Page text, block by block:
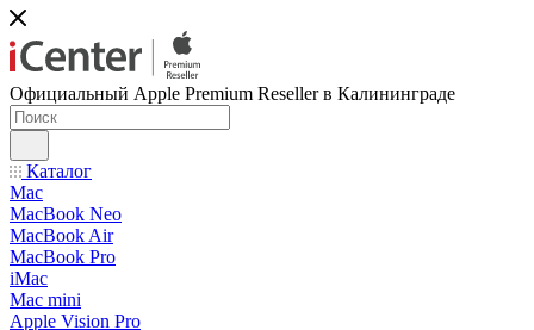
Официальный Apple Premium Reseller в Калининграде
Каталог
Mac
MacBook Neo
MacBook Air
MacBook Pro
iMac
Mac mini
Apple Vision Pro